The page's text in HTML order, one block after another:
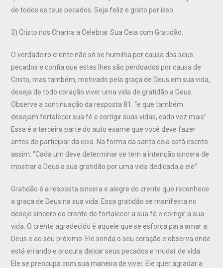
de todos os teus pecados. Seja feliz e grato por isso.
3) Cristo nos Chama a Celebrar Sua Ceia com Gratidão:
O verdadeiro crente não só se humilha por causa dos seus
pecados e confia que estes lhes são perdoados por causa de
Cristo, mas também, motivado pela graça de Deus em sua vida,
deseja de todo coração viver uma vida de gratidão a Deus.
Observe a continuação da resposta 81: “e que também
desejam fortalecer sua fé e corrigir suas vidas, cada vez mais”.
Essa é a terceira parte do auto exame que você deve fazer
antes de participar da ceia. Na forma da santa ceia está escrito
assim: “Cada um deve determinar se tem a intenção sincera de
mostrar a Deus a sua gratidão por uma vida dedicada a ele”.
Gratidão é a resposta sincera e alegre do crente que reconhece
a graça de Deus na sua vida. Essa gratidão se manifesta no
desejo sincero do crente de fortalecer a sua fé e corrigir a sua
vida. O crente agradecido é aquele que se esforça para amar a
Deus e ao seu próximo. Ele sonda o seu coração e observa onde
está errando e procura deixar seus pecados e mudar de vida.
Ele se preocupa com sua maneira de viver. Ele quer agradar a